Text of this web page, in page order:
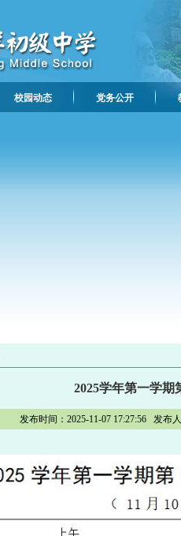
校园动态 党务公开
2025学年第一学期
发布时间：2025-11-07 17:27:56 发